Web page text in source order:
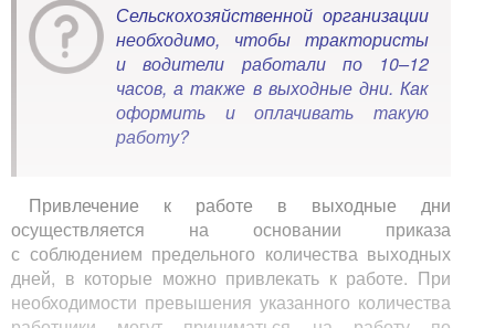
Сельскохозяйственной организации
необходимо, чтобы трактористы
и водители работали по 10–12
часов, а также в выходные дни. Как
оформить и оплачивать такую
работу?
Привлечение к работе в выходные дни
осуществляется на основании приказа
с соблюдением предельного количества выходных
дней, в которые можно привлекать к работе. При
необходимости превышения указанного количества